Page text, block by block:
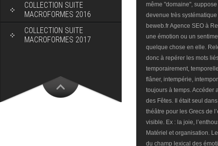
COLLECTION SUITE
MACROFORMES 2016
COLLECTION SUITE
MACROFORMES 2017